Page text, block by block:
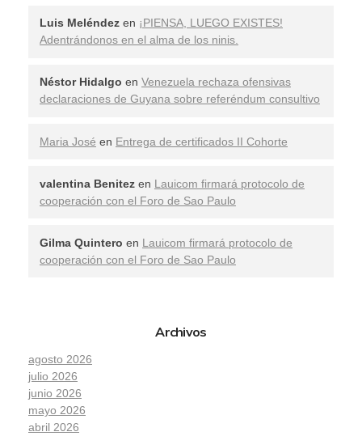
Luis Meléndez en ¡PIENSA, LUEGO EXISTES!
Adentrándonos en el alma de los ninis.
Néstor Hidalgo en Venezuela rechaza ofensivas
declaraciones de Guyana sobre referéndum consultivo
Maria José en Entrega de certificados II Cohorte
valentina Benitez en Lauicom firmará protocolo de
cooperación con el Foro de Sao Paulo
Gilma Quintero en Lauicom firmará protocolo de
cooperación con el Foro de Sao Paulo
Archivos
agosto 2026
julio 2026
junio 2026
mayo 2026
abril 2026